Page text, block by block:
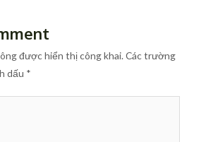
được hiển thị công khai. Các trường
dấu *